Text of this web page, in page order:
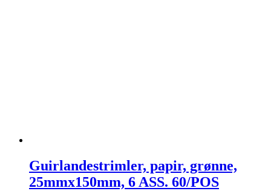
Guirlandestrimler, papir, grønne,
25mmx150mm, 6 ASS. 60/POS